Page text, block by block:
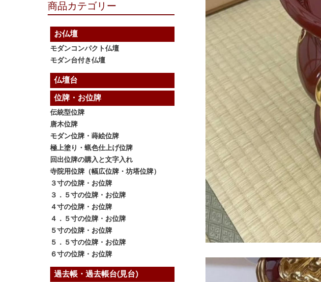
商品カテゴリー
お仏壇
モダンコンパクト仏壇
モダン台付き仏壇
仏壇台
位牌・お位牌
伝統型位牌
唐木位牌
モダン位牌・蒔絵位牌
極上塗り・蝋色仕上げ位牌
回出位牌の購入と文字入れ
寺院用位牌（幅広位牌・坊塔位牌）
３寸の位牌・お位牌
３．５寸の位牌・お位牌
４寸の位牌・お位牌
４．５寸の位牌・お位牌
５寸の位牌・お位牌
５．５寸の位牌・お位牌
６寸の位牌・お位牌
過去帳・過去帳台(見台)